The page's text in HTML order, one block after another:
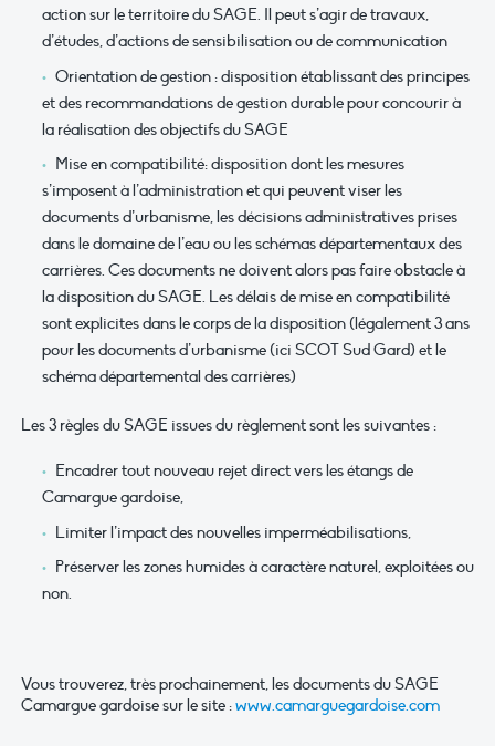
action sur le territoire du SAGE. Il peut s’agir de travaux,
d’études, d’actions de sensibilisation ou de communication
Orientation de gestion : disposition établissant des principes
et des recommandations de gestion durable pour concourir à
la réalisation des objectifs du SAGE
Mise en compatibilité: disposition dont les mesures
s’imposent à l’administration et qui peuvent viser les
documents d’urbanisme, les décisions administratives prises
dans le domaine de l’eau ou les schémas départementaux des
carrières. Ces documents ne doivent alors pas faire obstacle à
la disposition du SAGE. Les délais de mise en compatibilité
sont explicites dans le corps de la disposition (légalement 3 ans
pour les documents d’urbanisme (ici SCOT Sud Gard) et le
schéma départemental des carrières)
Les 3 règles du SAGE issues du règlement sont les suivantes :
Encadrer tout nouveau rejet direct vers les étangs de
Camargue gardoise,
Limiter l’impact des nouvelles imperméabilisations,
Préserver les zones humides à caractère naturel, exploitées ou
non.
Vous trouverez, très prochainement, les documents du SAGE
Camargue gardoise sur le site :www.camarguegardoise.com